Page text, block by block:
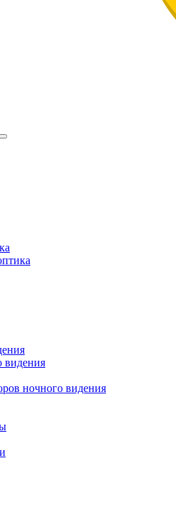
видения
ночного видения